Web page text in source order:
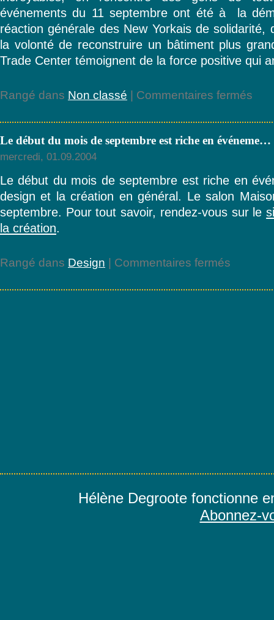
événements du 11 septembre ont été à la
réaction générale des New Yorkais de solidarité,
la volonté de reconstruire un bâtiment plus
Trade Center témoignent de la force positive qui
Rangé dans Non classé | Commentaires fermés
retour
à
New
York
Le début du mois de septembre est riche en événeme…
mercredi, 01.09.2004
Le début du mois de septembre est riche en
design et la création en général. Le salon
septembre. Pour tout savoir, rendez-vous sur le
la création.
Rangé dans Design | Commentaires fermés
Hélène Degroote fonctionne
Abonnez-